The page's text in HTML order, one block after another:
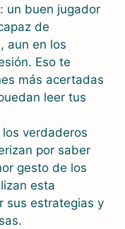
: un buen jugador
de
aun en los
Eso te
más acertadas
leer tus
los verdaderos
por saber
gesto de los
esta
sus estrategias y